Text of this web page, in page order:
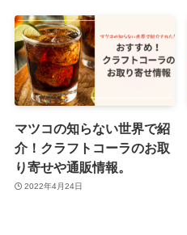
マツコの知らない世界で紹
介！クラフトコーラのお取
り寄せや通販情報。
2022年4月24日